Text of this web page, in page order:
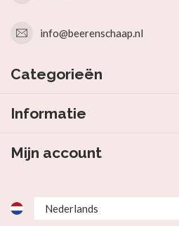
info@beerenschaap.nl
Categorieën
Informatie
Mijn account